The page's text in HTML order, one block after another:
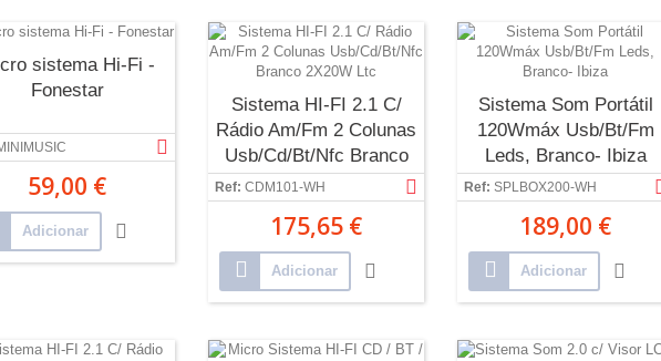
sistema Hi-Fi -
Fonestar
59,00 €
Adicionar
Sistema HI-FI 2.1 C/
Rádio Am/Fm 2 Colunas
Usb/Cd/Bt/Nfc Branco
2X20W Ltc
Ref: CDM101-WH
175,65 €
Adicionar
Sistema Som Portátil
120Wmáx Usb/Bt/Fm
Leds, Branco- Ibiza
Ref: SPLBOX200-WH
189,00 €
Adicionar